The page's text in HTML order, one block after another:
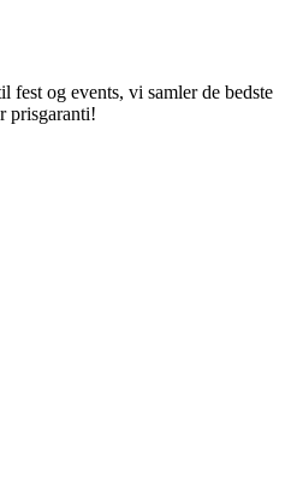
fest og events, vi samler de bedste
prisgaranti!